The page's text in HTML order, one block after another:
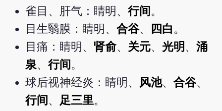
雀目、肝气：睛明、行间 。
目生翳膜：睛明、合谷、 四白 。
目痛：睛明、 肾俞、 关元、光明 、涌
泉、行间 。
球后视神经炎：睛明、
风池、合谷、
行间 、 足三里。